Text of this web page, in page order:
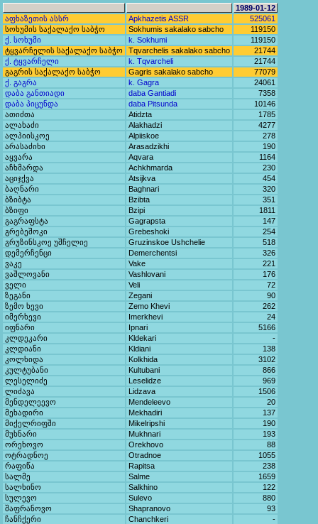
1989-01-12
აფხაზეთის ასსრ
Apkhazetis ASSR
525061
სოხუმის საქალაქო საბჭო
Sokhumis sakalako sabcho
119150
ქ. სოხუმი
k. Sokhumi
119150
ტყვარჩელის საქალაქო საბჭო
Tqvarchelis sakalako sabcho
21744
ქ. ტყვარჩელი
k. Tqvarcheli
21744
გაგრის საქალაქო საბჭო
Gagris sakalako sabcho
77079
ქ. გაგრა
k. Gagra
24061
დაბა განთიადი
daba Gantiadi
7358
დაბა პიცუნდა
daba Pitsunda
10146
ათიძთა
Atidzta
1785
ალახაძი
Alakhadzi
4277
ალპიისკოე
Alpiiskoe
278
არასაძიხი
Arasadzikhi
190
აყვარა
Aqvara
1164
აჩხმარდა
Achkhmarda
230
აციჯქვა
Atsijkva
454
ბაღნარი
Baghnari
320
ბზიბტა
Bzibta
351
ბზიფი
Bzipi
1811
გაგრაფსტა
Gagrapsta
147
გრებეშოკი
Grebeshoki
254
გრუზინსკოე უშჩელიე
Gruzinskoe Ushchelie
518
დემერჩენცი
Demerchentsi
326
ვაკე
Vake
221
ვაშლოვანი
Vashlovani
176
ველი
Veli
72
ზეგანი
Zegani
90
ზემო ხევი
Zemo Khevi
262
იმერხევი
Imerkhevi
24
იფნარი
Ipnari
5166
კლდეკარი
Kldekari
-
კლდიანი
Kldiani
138
კოლხიდა
Kolkhida
3102
კულტუბანი
Kultubani
866
ლესელიძე
Leselidze
969
ლიძავა
Lidzava
1506
მენდელეევო
Mendeleevo
20
მეხადირი
Mekhadiri
137
მიქელრიფში
Mikelripshi
190
მუხნარი
Mukhnari
193
ორეხოვო
Orekhovo
88
ოტრადნოე
Otradnoe
1055
რაფიწა
Rapitsa
238
სალმე
Salme
1659
სალხინო
Salkhino
122
სულევო
Sulevo
880
შაფრანოვო
Shapranovo
93
ჩანჩქერი
Chanchkeri
-